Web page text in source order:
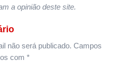
a opinião deste site.
não será publicado. Campos
com *